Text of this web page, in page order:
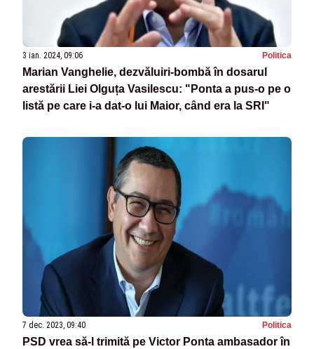
3 ian. 2024, 09:06 Politica
Marian Vanghelie, dezvăluiri-bombă în dosarul
arestării Liei Olguța Vasilescu: "Ponta a pus-o pe o
listă pe care i-a dat-o lui Maior, când era la SRI"
7 dec. 2023, 09:40 Politica
PSD vrea să-l trimită pe Victor Ponta ambasador în